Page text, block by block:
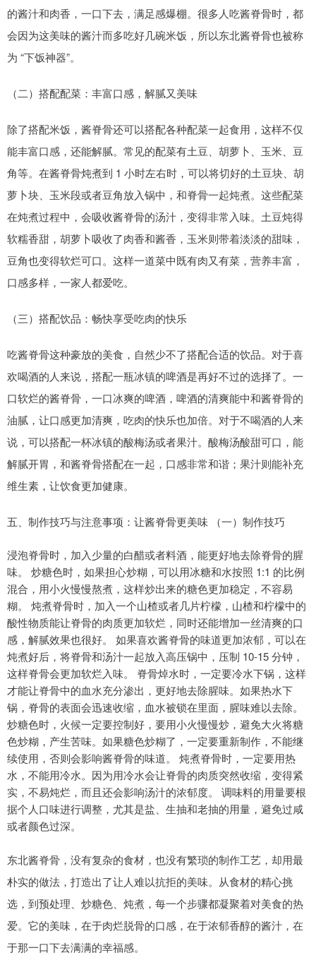
的酱汁和肉香，一口下去，满足感爆棚。很多人吃酱脊骨时，都
会因为这美味的酱汁而多吃好几碗米饭，所以东北酱脊骨也被称
为 “下饭神器”。
（二）搭配配菜：丰富口感，解腻又美味
除了搭配米饭，酱脊骨还可以搭配各种配菜一起食用，这样不仅
能丰富口感，还能解腻。常见的配菜有土豆、胡萝卜、玉米、豆
角等。在酱脊骨炖煮到 1 小时左右时，可以将切好的土豆块、胡
萝卜块、玉米段或者豆角放入锅中，和脊骨一起炖煮。这些配菜
在炖煮过程中，会吸收酱脊骨的汤汁，变得非常入味。土豆炖得
软糯香甜，胡萝卜吸收了肉香和酱香，玉米则带着淡淡的甜味，
豆角也变得软烂可口。这样一道菜中既有肉又有菜，营养丰富，
口感多样，一家人都爱吃。
（三）搭配饮品：畅快享受吃肉的快乐
吃酱脊骨这种豪放的美食，自然少不了搭配合适的饮品。对于喜
欢喝酒的人来说，搭配一瓶冰镇的啤酒是再好不过的选择了。一
口软烂的酱脊骨，一口冰爽的啤酒，啤酒的清爽能中和酱脊骨的
油腻，让口感更加清爽，吃肉的快乐也加倍。对于不喝酒的人来
说，可以搭配一杯冰镇的酸梅汤或者果汁。酸梅汤酸甜可口，能
解腻开胃，和酱脊骨搭配在一起，口感非常和谐；果汁则能补充
维生素，让饮食更加健康。
五、制作技巧与注意事项：让酱脊骨更美味 （一）制作技巧
浸泡脊骨时，加入少量的白醋或者料酒，能更好地去除脊骨的腥
味。 炒糖色时，如果担心炒糊，可以用冰糖和水按照 1:1 的比例
混合，用小火慢慢熬煮，这样炒出来的糖色更加稳定，不容易
糊。 炖煮脊骨时，加入一个山楂或者几片柠檬，山楂和柠檬中的
酸性物质能让脊骨的肉质更加软烂，同时还能增加一丝清爽的口
感，解腻效果也很好。 如果喜欢酱脊骨的味道更加浓郁，可以在
炖煮好后，将脊骨和汤汁一起放入高压锅中，压制 10-15 分钟，
这样脊骨会更加软烂入味。 脊骨焯水时，一定要冷水下锅，这样
才能让脊骨中的血水充分渗出，更好地去除腥味。如果热水下
锅，脊骨的表面会迅速收缩，血水被锁在里面，腥味难以去除。
炒糖色时，火候一定要控制好，要用小火慢慢炒，避免大火将糖
色炒糊，产生苦味。如果糖色炒糊了，一定要重新制作，不能继
续使用，否则会影响酱脊骨的味道。 炖煮脊骨时，一定要用热
水，不能用冷水。因为用冷水会让脊骨的肉质突然收缩，变得紧
实，不易炖烂，而且还会影响汤汁的浓郁度。 调味料的用量要根
据个人口味进行调整，尤其是盐、生抽和老抽的用量，避免过咸
或者颜色过深。
东北酱脊骨，没有复杂的食材，也没有繁琐的制作工艺，却用最
朴实的做法，打造出了让人难以抗拒的美味。从食材的精心挑
选，到预处理、炒糖色、炖煮，每一个步骤都凝聚着对美食的热
爱。它的美味，在于肉烂脱骨的口感，在于浓郁香醇的酱汁，在
于那一口下去满满的幸福感。